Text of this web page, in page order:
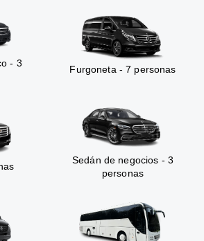
- 3
Furgoneta - 7 personas
Sedán de negocios - 3
personas